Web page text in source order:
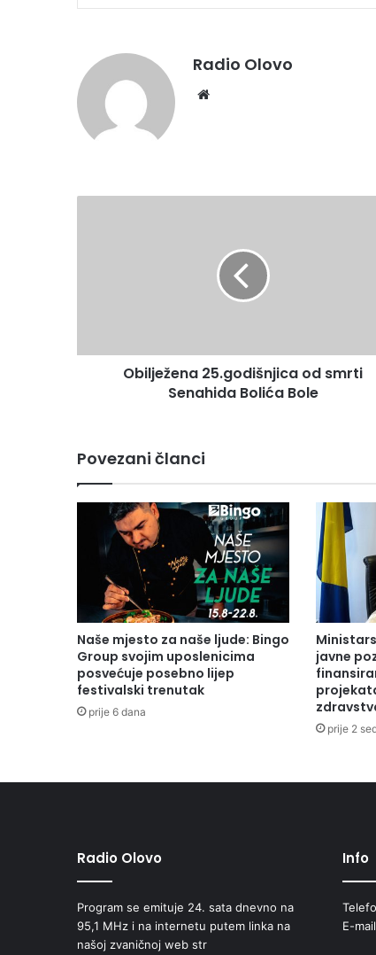
Radio Olovo
Obilježena 25.godišnjica od smrti
Senahida Bolića Bole
Povezani članci
Naše mjesto za naše ljude: Bingo
Group svojim uposlenicima
posvećuje posebno lijep
festivalski trenutak
prije 6 dana
javne
prije 2
Radio Olovo
Program se emituje 24. sata dnevno na
95,1 MHz i na internetu putem linka na
našoj zvaničnoj web str
Info
E-